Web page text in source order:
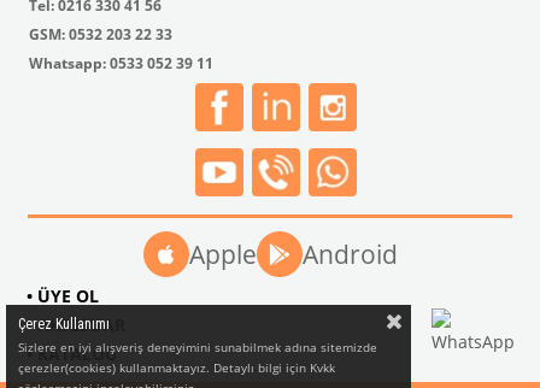
Tel: 0216 330 41 56
GSM: 0532 203 22 33
Whatsapp: 0533 052 39 11
Apple Android
• ÜYE OL
• AKSESUAR
• KATALOG
Çerez Kullanımı
Sizlere en iyi alışveriş deneyimini sunabilmek adına sitemizde
çerezler(cookies) kullanmaktayız. Detaylı bilgi için Kvkk